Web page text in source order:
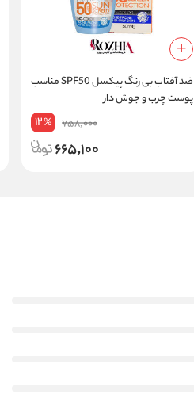
ضد آفتاب بی رنگ پیکسل SPF50 مناسب
پوست چرب و جوش دار
758,000
12%
665,100